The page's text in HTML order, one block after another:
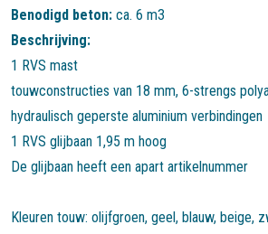
Benodigd beton: ca. 6 m3
Beschrijving:
1 RVS mast
touwconstructies van 18 mm, 6-strengs
hydraulisch geperste aluminium verbindingen
1 RVS glijbaan 1,95 m hoog
De glijbaan heeft een apart artikelnummer
Kleuren touw: olijfgroen, geel, blauw, beige,